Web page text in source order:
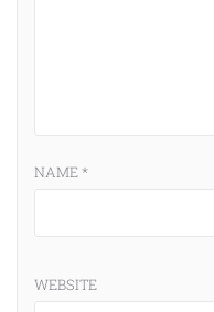
NAME*
WEBSITE